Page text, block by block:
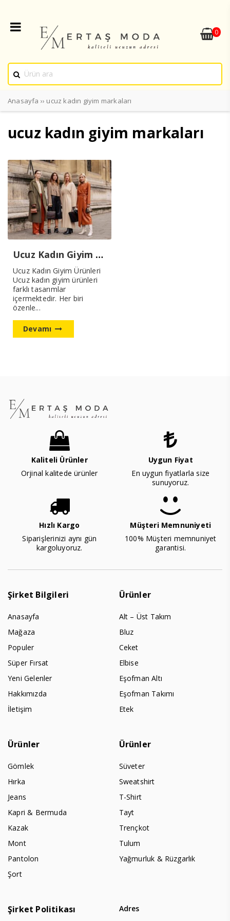
0
Anasayfa ›› ucuz kadın giyim markaları
ucuz kadın giyim markaları
Ucuz Kadın Giyim Ürünleri
Ucuz Kadın Giyim Ürünleri
Ucuz kadın giyim ürünleri
farklı tasarımlar
içermektedir. Her biri
özenle...
Devamı
Kaliteli Ürünler
Orjinal kalitede ürünler
Uygun Fiyat
En uygun fiyatlarla size
sunuyoruz.
Hızlı Kargo
Siparişlerinizi aynı gün
kargoluyoruz.
Müşteri Memnuniyeti
100% Müşteri memnuniyet
garantisi.
Şirket Bilgileri
Anasayfa
Mağaza
Populer
Süper Fırsat
Yeni Gelenler
Hakkımızda
İletişim
Ürünler
Alt – Üst Takım
Bluz
Ceket
Elbise
Eşofman Altı
Eşofman Takımı
Etek
Ürünler
Gömlek
Hırka
Jeans
Kapri & Bermuda
Kazak
Mont
Pantolon
Şort
Ürünler
Süveter
Sweatshirt
T-Shirt
Tayt
Trençkot
Tulum
Yağmurluk & Rüzgarlık
Şirket Politikası
Adres